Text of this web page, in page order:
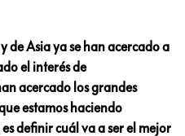
de Asia ya se han acercado a
el interés de
acercado los grandes
estamos haciendo
definir cuál va a ser el mejor